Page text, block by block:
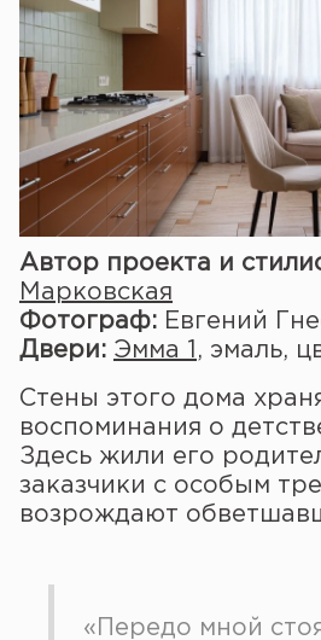
Автор проекта и
Марковская
Фотограф: Евгений
Двери: Эмма 1 , эмаль,
Стены этого дома
воспоминания о
Здесь жили его
заказчики с особым
возрождают
«Передо мной